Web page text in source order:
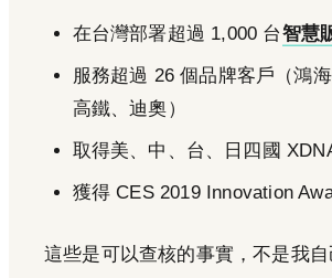
在台灣部署超過 1,000 台智慧
服務超過 26 個品牌客戶（鴻海
高鐵、迪奧）
取得美、中、台、日四國
獲得 CES 2019 Innovation
這些是可以查核的事實，不是我自